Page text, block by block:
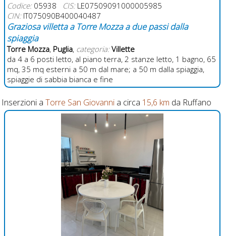
Codice:05938 CIS:LE07509091000005985
CIN:IT075090B400040487
Graziosa villetta a Torre Mozza a due passi dalla
spiaggia
Torre Mozza, Puglia, categoria: Villette
da 4 a 6 posti letto, al piano terra, 2 stanze letto, 1 bagno, 65
mq, 35 mq esterni a 50 m dal mare; a 50 m dalla spiaggia,
spiaggie di sabbia bianca e fine
Inserzioni a Torre San Giovannia circa 15,6 km da Ruffano